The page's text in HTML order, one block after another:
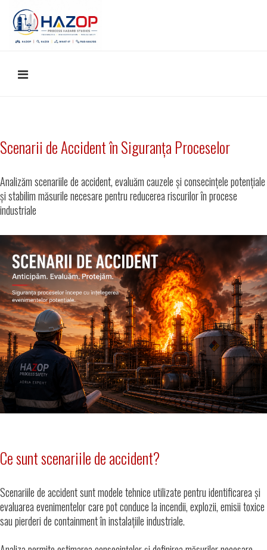
Scenarii de Accident în Siguranța Proceselor
Analizăm scenariile de accident, evaluăm cauzele și consecințele potențiale
și stabilim măsurile necesare pentru reducerea riscurilor în procese
industriale
Ce sunt scenariile de accident?
Scenariile de accident sunt modele tehnice utilizate pentru identificarea și
evaluarea evenimentelor care pot conduce la incendii, explozii, emisii toxice
sau pierderi de containment în instalațiile industriale.